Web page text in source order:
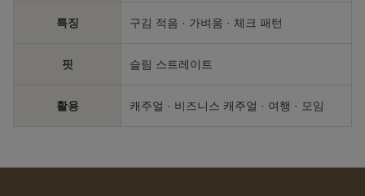
특징 구김 적음 · 가벼움 · 체크 패턴
핏 슬림 스트레이트
활용 캐주얼 · 비즈니스 캐주얼 · 여행 · 모임